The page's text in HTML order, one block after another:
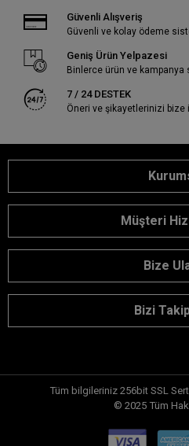
Güvenli Alışveriş
Güvenli ve kolay ödeme
Geniş Ürün Yelpazesi
Binlerce ürün ve kampanya
7 / 24 DESTEK
Öneri ve şikayetlerinizi bize
Müşteri
Bize
Bizi
Tüm bilgileriniz 256bit SSL
© 2025 Tüm